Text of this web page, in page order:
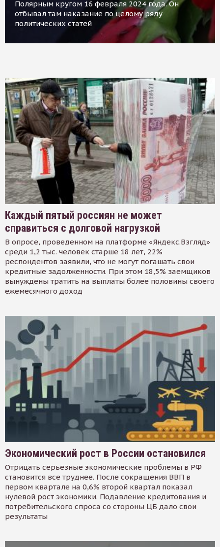
Полярным кругом 16 февраля 2024 года. Он
отбывал там наказание по целому ряду
политических статей
Каждый пятый россиян не может
справиться с долговой нагрузкой
В опросе, проведенном на платформе «Яндекс.Взгляд»
среди 1,2 тыс. человек старше 18 лет, 22%
респондентов заявили, что не могут погашать свои
кредитные задолженности. При этом 18,5% заемщиков
вынуждены тратить на выплаты более половины своего
ежемесячного доход
Экономический рост в России остановился
Отрицать серьезные экономические проблемы в РФ
становится все труднее. После сокращения ВВП в
первом квартале на 0,6% второй квартал показал
нулевой рост экономики. Подавление кредитования и
потребительского спроса со стороны ЦБ дало свои
результаты